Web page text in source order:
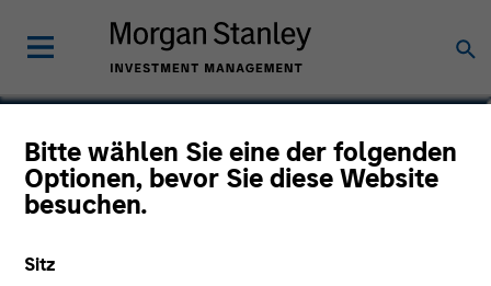
Bitte wählen Sie eine der folgenden
Optionen, bevor Sie diese Website
besuchen.
Sitz
Robert Walker
Executive Director